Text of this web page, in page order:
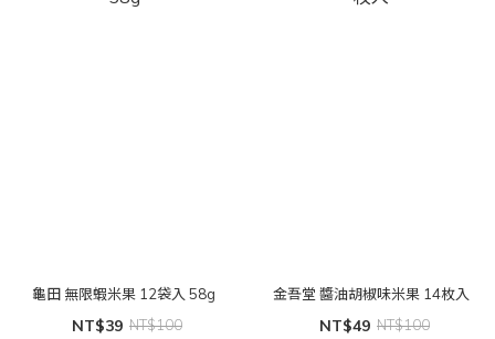
龜田 無限蝦米果 12袋入 58g
NT$39 NT$100
金吾堂 醬油胡椒味米果 14枚入
NT$49 NT$100